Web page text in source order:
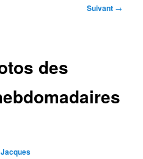
Suivant →
des
Jacques